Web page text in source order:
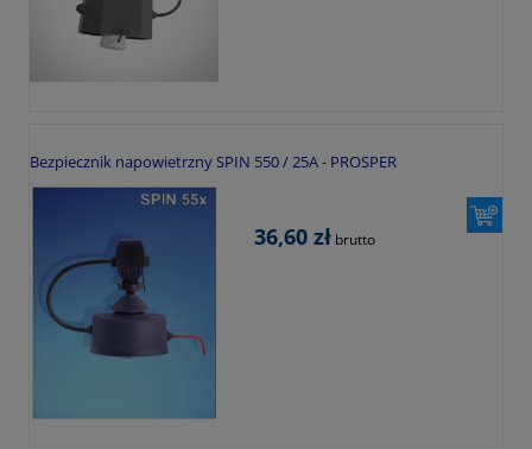
Bezpiecznik napowietrzny SPIN 550 / 25A - PROSPER
36,60 zł brutto